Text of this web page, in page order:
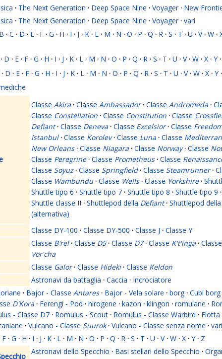
· The Next Generation · Deep Space Nine · Voyager · New
· The Next Generation · Deep Space Nine · Voyager · vari
B · C · D · E · F · G · H · I · J · K · L · M · N · O · P · Q · R · S · T · U · V · W ·
· D · E · F · G · H · I · J · K · L · M · N · O · P · Q · R · S · T · U · V · W · X · Y ·
· D · E · F · G · H · I · J · K · L · M · N · O · P · Q · R · S · T · U · V · W · X · Y ·
Classe Akira · Classe Ambassador · Classe Andromeda ·
Classe Constellation · Classe Constitution · Classe
Defiant · Classe Deneva · Classe Excelsior · Classe
Istanbul · Classe Korolev · Classe Luna · Classe
New Orleans · Classe Niagara · Classe Norway · Classe
Classe Peregrine · Classe Prometheus · Classe
Classe Soyuz · Classe Springfield · Classe Steamrunner ·
Classe Wambundu · Classe Wells · Classe Yorkshire ·
Shuttle tipo 6 · Shuttle tipo 7 · Shuttle tipo 8 · Shuttle tipo 9 ·
Shuttle classe II · Shuttlepod della Defiant · Shuttlepod
(alternativa)
Classe DY-100 · Classe DY-500 · Classe J · Classe Y
Classe B'rel · Classe D5 · Classe D7 · Classe K't'inga · Classe
Vor'cha
Classe Galor · Classe Hideki · Classe Keldon
Astronavi da battaglia · Caccia · Incrociatore
· Bajor - Classe Antares · Bajor - Vela solare · borg · Cubi borg
D'Kora · Ferengi - Pod · hirogene · kazon · klingon · romulane ·
- Classe D7 · Romulus - Scout · Romulus - Classe Warbird · Flotta
· Vulcano - Classe Suurok · Vulcano - Classe senza nome ·
F · G · H · I · J · K · L · M · N · O · P · Q · R · S · T · U · V · W · X · Y · Z
Astronavi dello Specchio · Basi stellari dello Specchio ·